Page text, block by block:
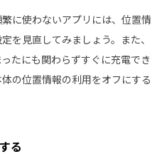
に使わないアプリには、位置情
を見直してみましょう。また、
たにも関わらずすぐに充電でき
の位置情報の利用をオフにする
る